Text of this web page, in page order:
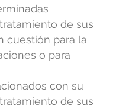
de sus
cuestión para la
o para
con su
de sus